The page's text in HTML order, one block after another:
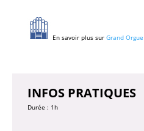
En savoir plus sur Grand
INFOS PRATIQUES
Durée : 1h